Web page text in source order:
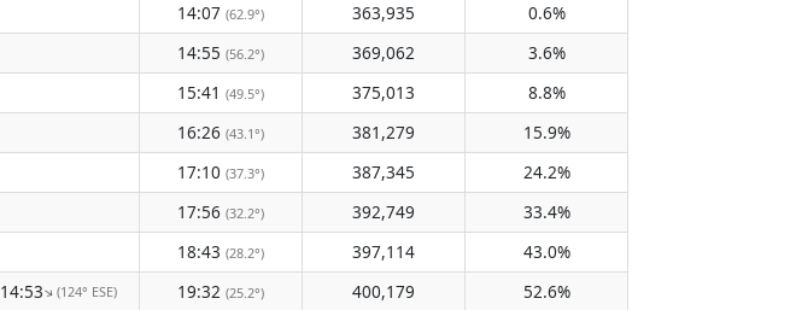
14:07 (62.9°) 363,935
0.6%
14:55 (56.2°) 369,062
3.6%
15:41 (49.5°) 375,013
8.8%
16:26 (43.1°) 381,279
15.9%
17:10 (37.3°) 387,345
24.2%
17:56 (32.2°) 392,749
33.4%
18:43 (28.2°) 397,114
43.0%
14:53↑(124° ESE) 19:32 (25.2°) 400,179
52.6%